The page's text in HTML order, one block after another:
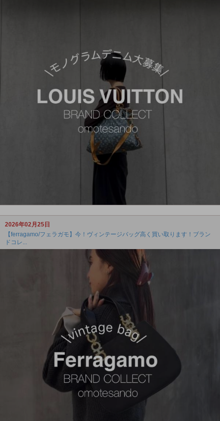
2026年02月25日
【ferragamo/フェラガモ】今！ヴィンテージバッグ高く買い取ります！ブラン
ドコレ...